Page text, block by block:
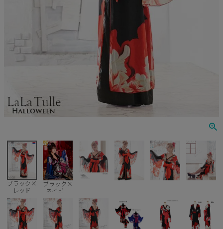
キャラクター
悪魔
花魁
ゾンビ
ブラック×
レッド
ブラック×
ネイビー